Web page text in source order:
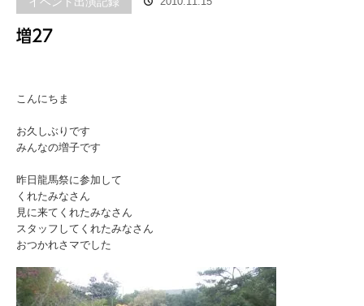
増27
こんにちま
お久しぶりです
みんなの増子です
昨日龍馬祭に参加して
くれたみなさん
見に来てくれたみなさん
スタッフしてくれたみなさん
おつかれさマでした